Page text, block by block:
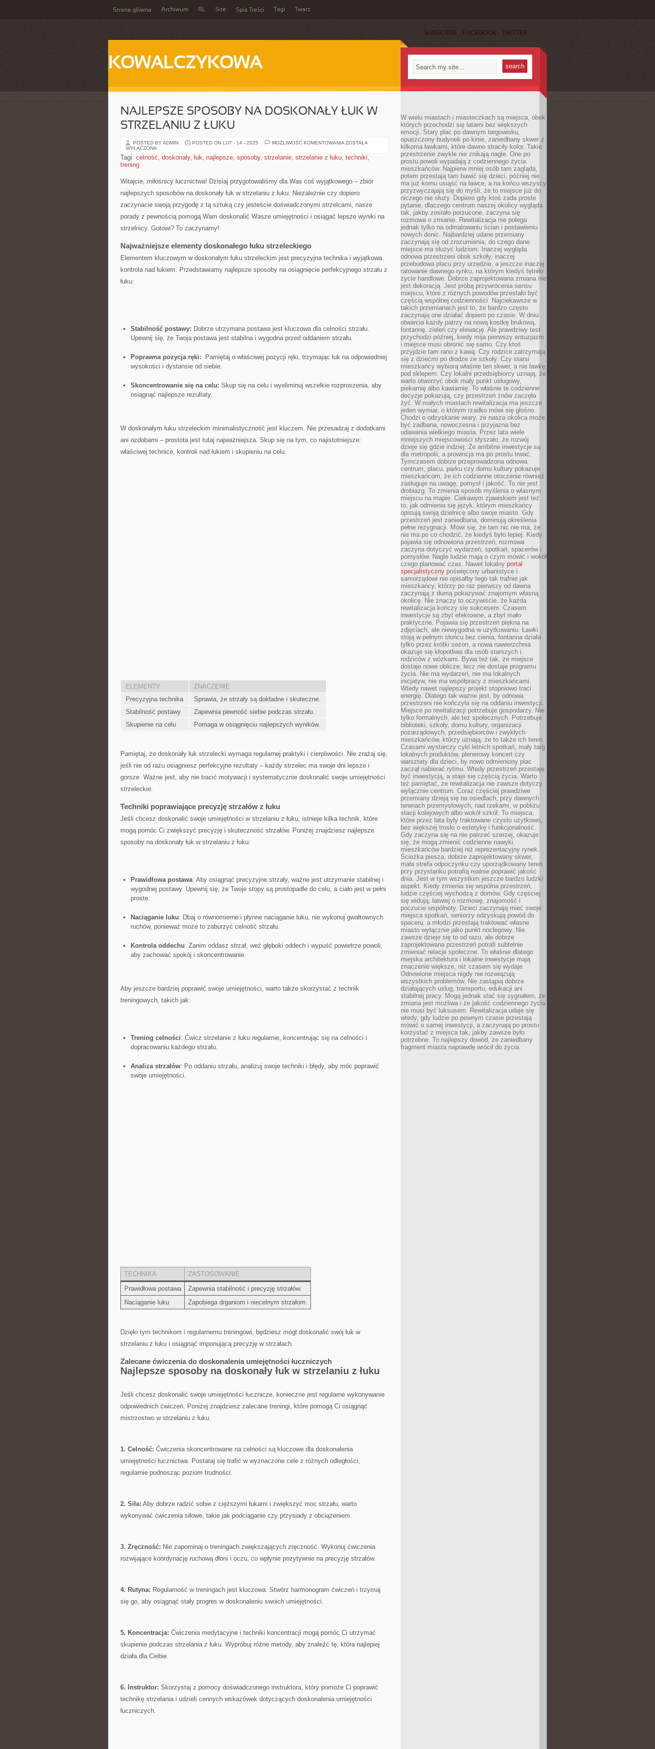
Strona główna Archiwum RL Site Spis Treści Tagi Twarz
SUBSCRIBE FACEBOOK TWITTER
KOWALCZYKOWA
NAJLEPSZE SPOSOBY NA DOSKONAŁY ŁUK W
STRZELANIU Z ŁUKU
POSTED BY ADMIN POSTED ON LUT - 14 - 2025 MOŻLIWOŚĆ KOMENTOWANIA NAJLEPSZE
DOSKONAŁY
Z
ŁUKU
ZOSTAŁA
WYŁĄCZONA
Tagi: celność, doskonały, łuk, najlepsze, sposoby, strzelanie, strzelanie z łuku, techniki,
trening
Witajcie, miłośnicy łucznictwa! Dzisiaj przygotowaliśmy dla Was coś wyjątkowego – zbiór
najlepszych sposobów na doskonały łuk w strzelaniu z⁢ łuku. Niezależnie czy dopiero
zaczynacie swoją przygodę z tą sztuką czy jesteście doświadczonymi strzelcami, nasze
porady ‌z pewnością pomogą Wam doskonalić Wasze umiejętności i‌ osiągać lepsze wyniki na
strzelnicy. Gotowi? To zaczynamy!
Najważniejsze elementy doskonałego łuku strzeleckiego
Elementem kluczowym w​ doskonałym⁤ łuku strzeleckim jest precyzyjna technika i ⁣wyjątkowa
kontrola nad łukiem.​ Przedstawiamy​ najlepsze sposoby na osiągnięcie perfekcyjnego strzału z
łuku:
Stabilność postawy: Dobrze utrzymana postawa jest kluczowa dla celności strzału.
Upewnij się, że Twoja postawa jest stabilna i wygodna przed oddaniem strzału.
Poprawna​ pozycja ręki: ‌ Pamiętaj ⁣o właściwej pozycji ręki, trzymając ⁣łuk na odpowiedniej
wysokości i dystansie od siebie.
Skoncentrowanie się na celu: Skup się na celu i wyeliminuj wszelkie rozproszenia, aby
osiągnąć najlepsze rezultaty.
W doskonałym łuku strzeleckim minimalistyczność jest kluczem. Nie przesadzaj ⁢z dodatkami
ani ozdobami – prostota jest tutaj najważniejsza. Skup się na tym, co najistotniejsze:
właściwej technice,⁤ kontroli nad łukiem i skupieniu na celu.
ELEMENTY
ZNACZENIE
Precyzyjna technika
Sprawia, że strzały są dokładne i skuteczne.
Stabilność postawy
Zapewnia pewność siebie podczas strzału.
Skupienie‌ na celu
Pomaga w osiągnięciu najlepszych wyników.
Pamiętaj, że ⁤doskonały⁢ łuk strzelecki wymaga regularnej praktyki i ‍cierpliwości. Nie zrażaj⁤ się,
jeśli ‌nie od razu‍ osiągniesz⁣ perfekcyjne rezultaty – każdy⁣ strzelec ma swoje dni lepsze i
gorsze. Ważne jest, aby nie tracić⁢ motywacji i systematycznie doskonalić swoje umiejętności
⁢strzeleckie.
Techniki ‍poprawiające precyzję strzałów z łuku
Jeśli ‌chcesz doskonalić swoje umiejętności w strzelaniu z łuku, istnieje ​kilka technik, które
mogą pomóc Ci zwiększyć precyzję i skuteczność strzałów. Poniżej znajdziesz najlepsze
sposoby na doskonały łuk w strzelaniu z łuku:
Prawidłowa postawa: Aby osiągnąć precyzyjne ⁤strzały, ważne jest utrzymanie stabilnej i⁤
wygodnej postawy. Upewnij​ się, że Twoje stopy są​ prostopadle do celu, a ciało jest w pełni
proste.
Naciąganie luku: Dbaj o równomierne i płynne naciąganie luku,‍ nie wykonuj gwałtownych
ruchów, ponieważ może to zaburzyć celność strzału.
Kontrola oddechu: ‍Zanim oddasz strzał,‍ weź głęboki oddech i wypuść powietrze powoli,
aby zachować spokój i skoncentrowanie.
Aby jeszcze ​bardziej poprawić swoje ⁤umiejętności, warto także skorzystać z technik
treningowych, takich jak:
Trening celności: Ćwicz strzelanie z łuku regularnie, koncentrując się na celności i
dopracowaniu każdego strzału.
Analiza strzałów: Po oddaniu ⁤strzału, analizuj swoje techniki i błędy, aby móc poprawić
swoje umiejętności.
TECHNIKA
ZASTOSOWANIE
Prawidłowa postawa
Zapewnia stabilność i precyzję strzałów.
Naciąganie luku
Zapobiega drganiom ⁢i niecelnym strzałom.
Dzięki tym technikom i regularnemu treningowi, będziesz mógł doskonalić swój łuk w
strzelaniu z łuku i⁤ osiągnąć imponującą ‍precyzję w strzałach.
Zalecane ćwiczenia​ do⁣ doskonalenia umiejętności łuczniczych
Najlepsze​ sposoby na doskonały⁢ łuk w strzelaniu z łuku
Jeśli chcesz doskonalić swoje umiejętności ⁣łucznicze, konieczne⁤ jest regularne wykonywanie
odpowiednich ćwiczeń. Poniżej ⁣znajdziesz zalecane treningi, które pomogą Ci osiągnąć
mistrzostwo‍ w strzelaniu z łuku.
1. Celność: Ćwiczenia‌ skoncentrowane na celności są⁢ kluczowe dla doskonalenia
umiejętności łucznictwa. Postaraj się trafić w wyznaczone cele z różnych odległości,
regularnie podnosząc poziom trudności.
2. Siła: Aby dobrze ​radzić sobie z cięższymi łukami i zwiększyć moc strzału, warto
wykonywać ćwiczenia siłowe, takie jak podciąganie czy przysiady z obciążeniem.
3.⁤ Zręczność: Nie zapominaj o treningach​ zwiększających zręczność. Wykonuj ćwiczenia
rozwijające ⁢koordynację‍ ruchową dłoni i oczu, ‌co wpłynie pozytywnie ⁣na precyzję strzałów.
4. Rutyna: ‌Regularność w treningach jest kluczowa. Stwórz harmonogram ćwiczeń i trzymaj
się go, aby osiągnąć stały progres w doskonaleniu swoich umiejętności.
5. Koncentracja: Ćwiczenia medytacyjne ​i techniki koncentracji mogą pomóc Ci⁢ utrzymać
skupienie podczas strzelania z łuku. Wypróbuj⁣ różne metody, aby‌ znaleźć tę, która najlepiej
działa dla Ciebie.
6. Instruktor: Skorzystaj z pomocy doświadczonego instruktora, który pomoże Ci poprawić
technikę strzelania i udzieli cennych wskazówek dotyczących doskonalenia umiejętności
łuczniczych.
W wielu miastach i miasteczkach są miejsca, obok
których przechodzi się latami bez większych
emocji. Stary plac po dawnym targowisku,
opuszczony budynek po kinie, zaniedbany skwer z
kilkoma ławkami, które dawno straciły kolor. Takie
przestrzenie zwykle nie znikają nagle. One po
prostu powoli wypadają z codziennego życia
mieszkańców. Najpierw mniej osób tam zagląda,
potem przestają tam bawić się dzieci, później nie
ma już komu usiąść na ławce, a na końcu wszyscy
przyzwyczajają się do myśli, że to miejsce już do
niczego nie służy. Dopiero gdy ktoś zada proste
pytanie, dlaczego centrum naszej okolicy wygląda
tak, jakby zostało porzucone, zaczyna się
rozmowa o zmianie. Rewitalizacja nie polega
jednak tylko na odmalowaniu ścian i postawieniu
nowych donic. Najbardziej udane przemiany
zaczynają się od zrozumienia, do czego dane
miejsce ma służyć ludziom. Inaczej wygląda
odnowa przestrzeni obok szkoły, inaczej
przebudowa placu przy urzędzie, a jeszcze inaczej
ratowanie dawnego rynku, na którym kiedyś tętniło
życie handlowe. Dobrze zaprojektowana zmiana nie
jest dekoracją. Jest próbą przywrócenia sensu
miejscu, które z różnych powodów przestało być
częścią wspólnej codzienności. Najciekawsze w
takich przemianach jest to, że bardzo często
zaczynają one działać dopiero po czasie. W dniu
otwarcia każdy patrzy na nową kostkę brukową,
fontannę, zieleń czy elewację. Ale prawdziwy test
przychodzi później, kiedy mija pierwszy entuzjazm
i miejsce musi obronić się samo. Czy ktoś
przyjdzie tam rano z kawą. Czy rodzice zatrzymają
się z dziećmi po drodze ze szkoły. Czy starsi
mieszkańcy wybiorą właśnie ten skwer, a nie ławkę
pod sklepem. Czy lokalni przedsiębiorcy uznają, że
warto otworzyć obok mały punkt usługowy,
piekarnię albo kawiarnię. To właśnie te codzienne
decyzje pokazują, czy przestrzeń znów zaczęła
żyć. W małych miastach rewitalizacja ma jeszcze
jeden wymiar, o którym rzadko mówi się głośno.
Chodzi o odzyskanie wiary, że nasza okolica może
być zadbana, nowoczesna i przyjazna bez
udawania wielkiego miasta. Przez lata wiele
mniejszych miejscowości słyszało, że rozwój
dzieje się gdzie indziej. Że ambitne inwestycje są
dla metropolii, a prowincja ma po prostu trwać.
Tymczasem dobrze przeprowadzona odnowa
centrum, placu, parku czy domu kultury pokazuje
mieszkańcom, że ich codzienne otoczenie również
zasługuje na uwagę, pomysł i jakość. To nie jest
drobiazg. To zmienia sposób myślenia o własnym
miejscu na mapie. Ciekawym zjawiskiem jest też
to, jak odmienia się język, którym mieszkańcy
opisują swoją dzielnicę albo swoje miasto. Gdy
przestrzeń jest zaniedbana, dominują określenia
pełne rezygnacji. Mówi się, że tam nic nie ma, że
nie ma po co chodzić, że kiedyś było lepiej. Kiedy
pojawia się odnowiona przestrzeń, rozmowa
zaczyna dotyczyć wydarzeń, spotkań, spacerów i
pomysłów. Nagle ludzie mają o czym mówić i wokół
czego planować czas. Nawet lokalny portal
specjalistyczny poświęcony urbanistyce i
samorządowi nie opisałby tego tak trafnie jak
mieszkańcy, którzy po raz pierwszy od dawna
zaczynają z dumą pokazywać znajomym własną
okolicę. Nie znaczy to oczywiście, że każda
rewitalizacja kończy się sukcesem. Czasem
inwestycje są zbyt efektowne, a zbyt mało
praktyczne. Pojawia się przestrzeń piękna na
zdjęciach, ale niewygodna w użytkowaniu. Ławki
stoją w pełnym słońcu bez cienia, fontanna działa
tylko przez krótki sezon, a nowa nawierzchnia
okazuje się kłopotliwa dla osób starszych i
rodziców z wózkami. Bywa też tak, że miejsce
dostaje nowe oblicze, lecz nie dostaje programu
życia. Nie ma wydarzeń, nie ma lokalnych
inicjatyw, nie ma współpracy z mieszkańcami.
Wtedy nawet najlepszy projekt stopniowo traci
energię. Dlatego tak ważne jest, by odnowa
przestrzeni nie kończyła się na oddaniu inwestycji.
Miejsce po rewitalizacji potrzebuje gospodarzy. Nie
tylko formalnych, ale też społecznych. Potrzebuje
biblioteki, szkoły, domu kultury, organizacji
pozarządowych, przedsiębiorców i zwykłych
mieszkańców, którzy uznają, że to także ich teren.
Czasami wystarczy cykl letnich spotkań, mały targ
lokalnych produktów, plenerowy koncert czy
warsztaty dla dzieci, by nowo odmieniony plac
zaczął nabierać rytmu. Wtedy przestrzeń przestaje
być inwestycją, a staje się częścią życia. Warto
też pamiętać, że rewitalizacja nie zawsze dotyczy
wyłącznie centrum. Coraz częściej prawdziwe
przemiany dzieją się na osiedlach, przy dawnych
terenach przemysłowych, nad rzekami, w pobliżu
stacji kolejowych albo wokół szkół. To miejsca,
które przez lata były traktowane czysto użytkowo,
bez większej troski o estetykę i funkcjonalność.
Gdy zaczyna się na nie patrzeć szerzej, okazuje
się, że mogą zmienić codzienne nawyki
mieszkańców bardziej niż reprezentacyjny rynek.
Ścieżka piesza, dobrze zaprojektowany skwer,
mała strefa odpoczynku czy uporządkowany teren
przy przystanku potrafią realnie poprawić jakość
dnia. Jest w tym wszystkim jeszcze bardzo ludzki
aspekt. Kiedy zmienia się wspólna przestrzeń,
ludzie częściej wychodzą z domów. Gdy częściej
się widują, łatwiej o rozmowę, znajomość i
poczucie wspólnoty. Dzieci zaczynają mieć swoje
miejsca spotkań, seniorzy odzyskują powód do
spaceru, a młodzi przestają traktować własne
miasto wyłącznie jako punkt noclegowy. Nie
zawsze dzieje się to od razu, ale dobrze
zaprojektowana przestrzeń potrafi subtelnie
zmieniać relacje społeczne. To właśnie dlatego
miejska architektura i lokalne inwestycje mają
znaczenie większe, niż czasem się wydaje.
Odnowione miejsca nigdy nie rozwiązują
wszystkich problemów. Nie zastąpią dobrze
działających usług, transportu, edukacji ani
stabilnej pracy. Mogą jednak stać się sygnałem, że
zmiana jest możliwa i że jakość codziennego życia
nie musi być luksusem. Rewitalizacja udaje się
wtedy, gdy ludzie po pewnym czasie przestają
mówić o samej inwestycji, a zaczynają po prostu
korzystać z miejsca tak, jakby zawsze było
potrzebne. To najlepszy dowód, że zaniedbany
fragment miasta naprawdę wrócił do życia.